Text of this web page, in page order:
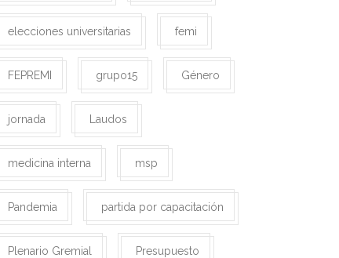
elecciones universitarias femi
FEPREMI grupo15 Género
jornada Laudos
medicina interna msp
Pandemia partida por capacitación
Plenario Gremial Presupuesto